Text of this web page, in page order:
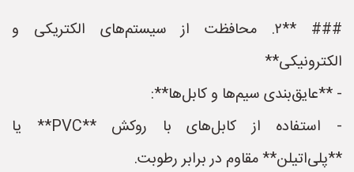
### **۲. محافظت از سیستم‌های الکتریکی و
الکترونیکی**
- **عایق‌بندی سیم‌ها و کابل‌ها**:
- استفاده از کابل‌های با روکش **PVC** یا
**پلی‌اتیلن** مقاوم در برابر رطوبت.